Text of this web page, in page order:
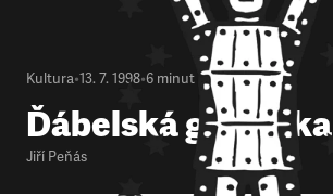
Kultura•13. 7. 1998•6 minut
Ďábelská groteska
Jiří Peňás